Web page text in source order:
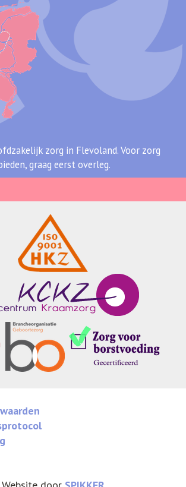
zorg in Flevoland. Voor zorg
graag eerst overleg.